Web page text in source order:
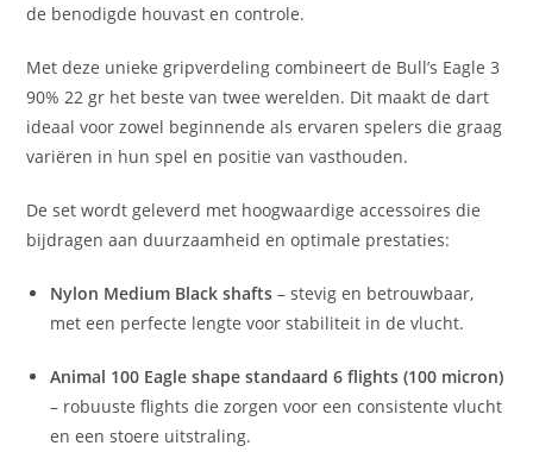
de benodigde houvast en controle.
Met deze unieke gripverdeling combineert de Bull’s Eagle 3
90% 22 gr het beste van twee werelden. Dit maakt de dart
ideaal voor zowel beginnende als ervaren spelers die graag
variëren in hun spel en positie van vasthouden.
De set wordt geleverd met hoogwaardige accessoires die
bijdragen aan duurzaamheid en optimale prestaties:
Nylon Medium Black shafts – stevig en betrouwbaar,
met een perfecte lengte voor stabiliteit in de vlucht.
Animal 100 Eagle shape standaard 6 flights (100 micron)
– robuuste flights die zorgen voor een consistente vlucht
en een stoere uitstraling.